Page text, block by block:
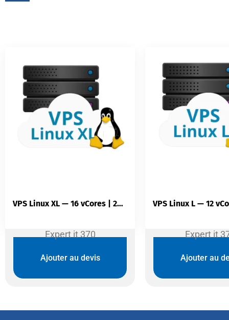
Expert it 370
VPS Linux XL — 16 vCores | 24 Go RAM | 300 Go SSD | Trafic Illimité
Ajouter au devis
Expert it
Ajouter au